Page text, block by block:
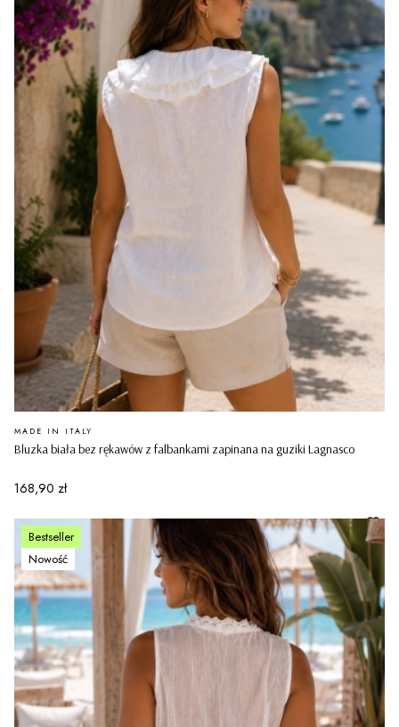
Bluzka biała bez rękawów z falbankami zapinana na guziki Lagnasco
PRODUCENT
MADE IN ITALY
Cena
168,90 zł
Bestseller
Nowość